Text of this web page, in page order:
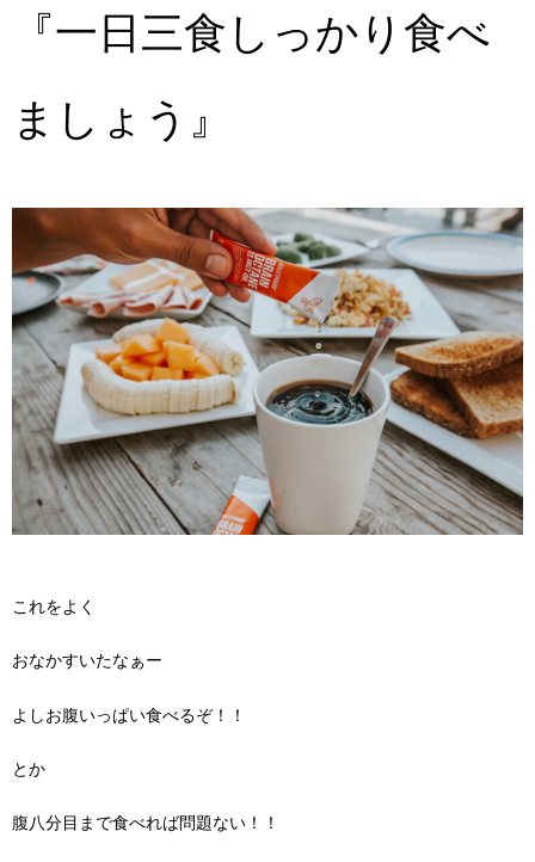
『一日三食しっかり食べ
ましょう』
これをよく
おなかすいたなぁー
よしお腹いっぱい食べるぞ！！
とか
腹八分目まで食べれば問題ない！！